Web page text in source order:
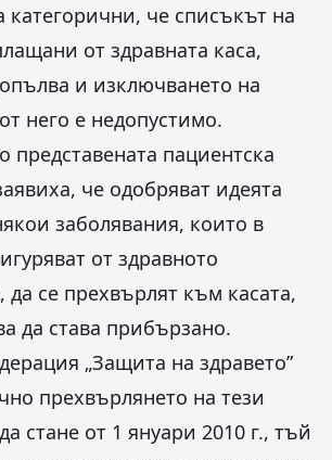
категорични, че списъкът на
от здравната каса,
и изключването на
него е недопустимо.
представената пациентска
че одобряват идеята
заболявания, които в
от здравното
да се прехвърлят към касата,
да става прибързано.
„Защита на здравето”
прехвърлянето на тези
стане от 1 януари 2010 г., тъй